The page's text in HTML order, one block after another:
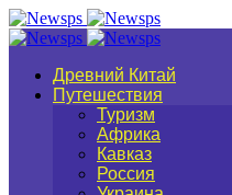
Древний Китай
Путешествия
Туризм
Африка
Кавказ
Россия